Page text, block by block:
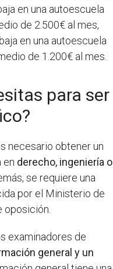
en una autoescuela
de 2.500€ al mes,
en una autoescuela
de 1.200€ al mes.
para ser
necesario obtener un
en derecho, ingeniería o
se requiere una
por el Ministerio de
oposición.
examinadores de
general y un